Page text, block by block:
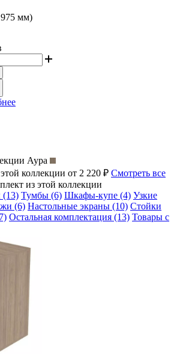
мм)
Аура
коллекции от 2 220 ₽ Смотреть все
из этой коллекции
(13) Тумбы (6) Шкафы-купе (4) Узкие
(6) Настольные экраны (10) Стойки
Остальная комплектация (13) Товары с